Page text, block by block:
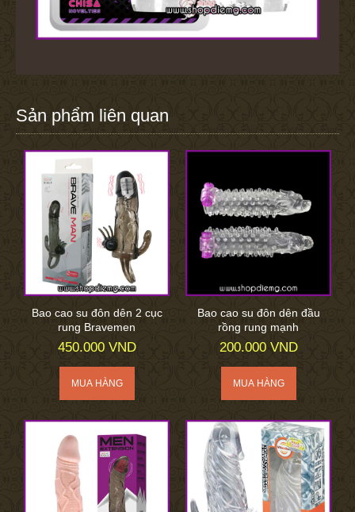
Sản phẩm liên quan
Bao cao su đôn dên 2 cục
rung Bravemen
450.000 VND
Bao cao su đôn dên đầu
rồng rung mạnh
200.000 VND